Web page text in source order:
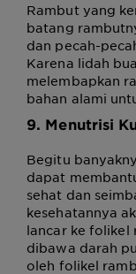
Rambut yang
batang
dan pecah-
Karena lidah
melembapkan
bahan alami
9. Menutrisi
Begitu
dapat
sehat dan
kesehatannya
lancar ke folikel
dibawa darah
oleh folikel